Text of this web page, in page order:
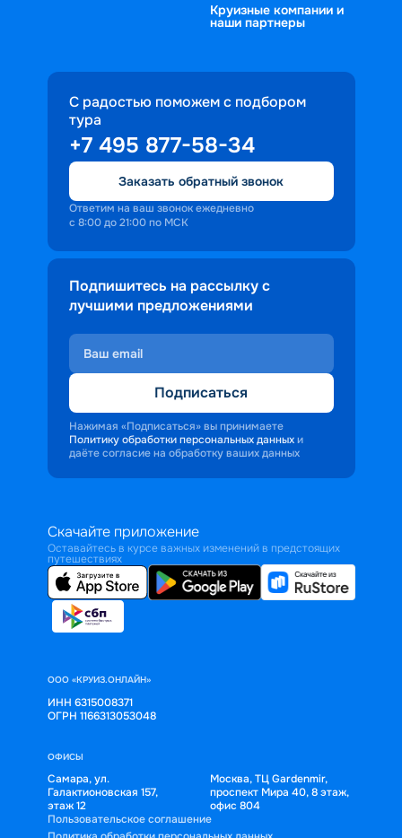
Круизные компании и
наши партнеры
С радостью поможем с подбором
тура
+7 495 877-58-34
Заказать обратный звонок
Ответим на ваш звонок ежедневно
с 8:00 до 21:00 по МСК
Подпишитесь на рассылку с
лучшими предложениями
Подписаться
Нажимая «Подписаться» вы принимаете
Политику обработки персональных данных и
даёте согласие на обработку ваших данных
Скачайте приложение
Оставайтесь в курсе важных изменений в предстоящих
путешествиях
ООО «КРУИЗ.ОНЛАЙН»
ИНН 6315008371
ОГРН 1166313053048
ОФИСЫ
Самара, ул.
Галактионовская 157,
этаж 12
Москва, ТЦ Gardenmir,
проспект Мира 40, 8 этаж,
офис 804
Пользовательское соглашение